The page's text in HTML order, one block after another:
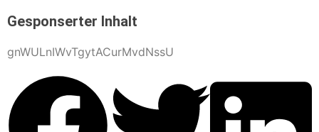
Gesponserter Inhalt
gnWULnIWvTgytACurMvdNssU